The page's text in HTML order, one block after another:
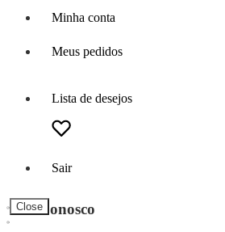
Minha conta
Meus pedidos
Lista de desejos
Sair
Close
Fale Conosco